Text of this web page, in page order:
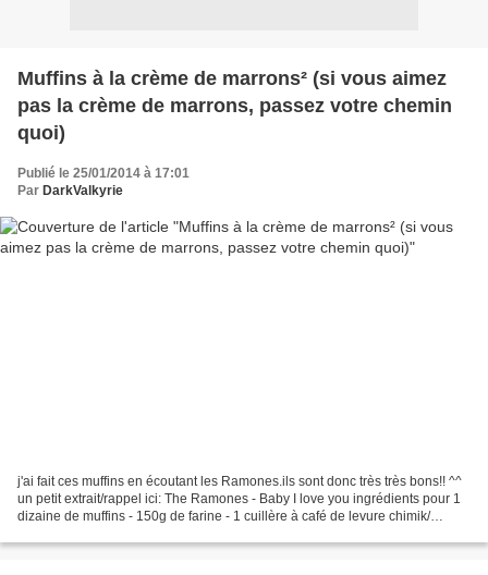
Muffins à la crème de marrons² (si vous aimez
pas la crème de marrons, passez votre chemin
quoi)
Publié le 25/01/2014 à 17:01
Par DarkValkyrie
j'ai fait ces muffins en écoutant les Ramones.ils sont donc très très bons!! ^^
un petit extrait/rappel ici: The Ramones - Baby I love you ingrédients pour 1
dizaine de muffins - 150g de farine - 1 cuillère à café de levure chimik/